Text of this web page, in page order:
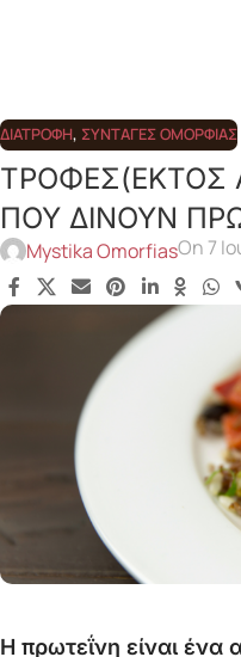
ΔΙΑΤΡΟΦΉ, ΣΥΝΤΑΓΈΣ ΟΜΟΡΦΙΆΣ
ΤΡΟΦΕΣ(ΕΚΤΟΣ
ΠΟΥ ΔΙΝΟΥΝ
Mystika OmorfiasOn 7
Η πρωτεΐνη είναι ένα